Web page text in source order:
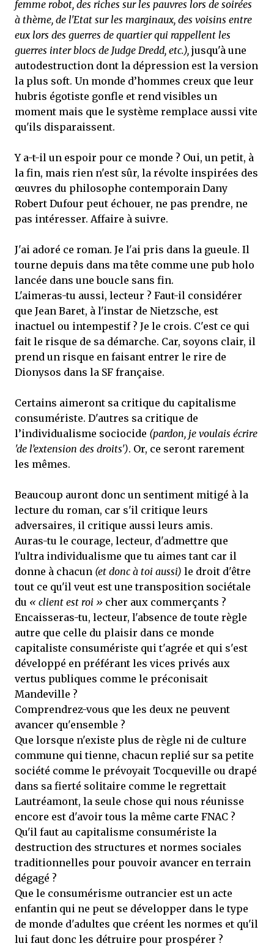
femme robot, des riches sur les pauvres lors de soirées
à thème, de l'Etat sur les marginaux, des voisins entre
eux lors des guerres de quartier qui rappellent les
guerres inter blocs de Judge Dredd, etc.), jusqu'à une
autodestruction dont la dépression est la version
la plus soft. Un monde d’hommes creux que leur
hubris égotiste gonfle et rend visibles un
moment mais que le système remplace aussi vite
qu'ils disparaissent.
Y a-t-il un espoir pour ce monde ? Oui, un petit, à
la fin, mais rien n'est sûr, la révolte inspirées des
œuvres du philosophe contemporain Dany
Robert Dufour peut échouer, ne pas prendre, ne
pas intéresser. Affaire à suivre.
J'ai adoré ce roman. Je l'ai pris dans la gueule. Il
tourne depuis dans ma tête comme une pub holo
lancée dans une boucle sans fin.
L'aimeras-tu aussi, lecteur ? Faut-il considérer
que Jean Baret, à l'instar de Nietzsche, est
inactuel ou intempestif ? Je le crois. C'est ce qui
fait le risque de sa démarche. Car, soyons clair, il
prend un risque en faisant entrer le rire de
Dionysos dans la SF française.
Certains aimeront sa critique du capitalisme
consumériste. D'autres sa critique de
l’individualisme sociocide (pardon, je voulais écrire
'de l’extension des droits'). Or, ce seront rarement
les mêmes.
Beaucoup auront donc un sentiment mitigé à la
lecture du roman, car s'il critique leurs
adversaires, il critique aussi leurs amis.
Auras-tu le courage, lecteur, d'admettre que
l'ultra individualisme que tu aimes tant car il
donne à chacun (et donc à toi aussi) le droit d'être
tout ce qu'il veut est une transposition sociétale
du « client est roi » cher aux commerçants ?
Encaisseras-tu, lecteur, l'absence de toute règle
autre que celle du plaisir dans ce monde
capitaliste consumériste qui t'agrée et qui s'est
développé en préférant les vices privés aux
vertus publiques comme le préconisait
Mandeville ?
Comprendrez-vous que les deux ne peuvent
avancer qu'ensemble ?
Que lorsque n'existe plus de règle ni de culture
commune qui tienne, chacun replié sur sa petite
société comme le prévoyait Tocqueville ou drapé
dans sa fierté solitaire comme le regrettait
Lautréamont, la seule chose qui nous réunisse
encore est d'avoir tous la même carte FNAC ?
Qu'il faut au capitalisme consumériste la
destruction des structures et normes sociales
traditionnelles pour pouvoir avancer en terrain
dégagé ?
Que le consumérisme outrancier est un acte
enfantin qui ne peut se développer dans le type
de monde d'adultes que créent les normes et qu'il
lui faut donc les détruire pour prospérer ?